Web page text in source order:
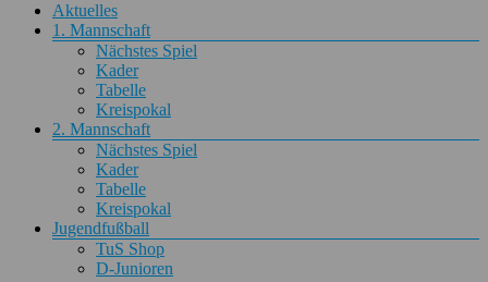
Aktuelles
1. Mannschaft
Nächstes Spiel
Kader
Tabelle
Kreispokal
2. Mannschaft
Nächstes Spiel
Kader
Tabelle
Kreispokal
Jugendfußball
TuS Shop
D-Junioren